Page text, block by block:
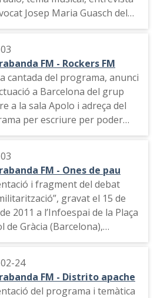
Josep Maria Guasch del
Ronda sobre La Llei
FM - Rockers FM
cantada del programa, anunci
a Barcelona del grup
a la sala Apolo i adreça del
per escriure per poder
una entrada i presentació
FM - Ones de pau
i fragment del debat
gravat el 15 de
2011 a l’Infoespai de la Plaça
de Gràcia (Barcelona),
per Ones de Pau i
24
FM - Distrito apache
del programa i temàtica